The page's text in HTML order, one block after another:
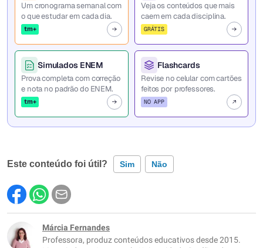
Um cronograma semanal com
o que estudar em cada dia.
tm+
Veja os conteúdos que mais
caem em cada disciplina.
GRÁTIS
Simulados ENEM
Prova completa com correção
e nota no padrão do ENEM.
tm+
Flashcards
Revise no celular com cartões
feitos por professores.
NO APP
Este conteúdo foi útil? Sim Não
Este conteúdo contém informação incorreta
Este conteúdo não tem a informação que procuro
Márcia Fernandes
Professora, produz conteúdos educativos desde 2015.